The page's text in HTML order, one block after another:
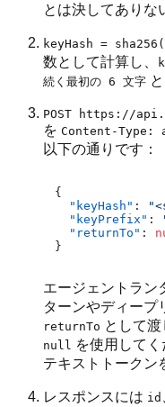
とは決してありな
keyHash =
数として計算し、
続く最初の 6 文字
POST https://
を Content-
以下の通りです：
{
"keyHash" :
"keyPrefix" :
"returnTo" :
}
エージェントラン
ターンやディープ
returnTo として
null を使用して
テキストトークン
レスポンスには id